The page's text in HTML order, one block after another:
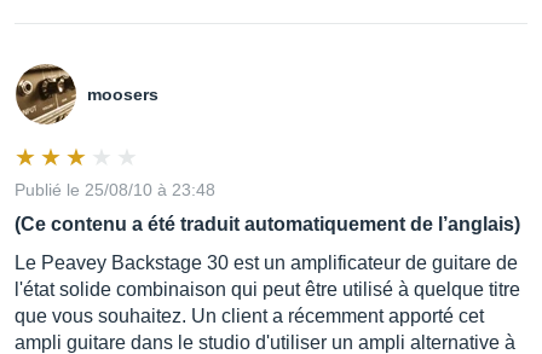
moosers
Publié le 25/08/10 à 23:48
(Ce contenu a été traduit automatiquement de l’anglais)
Le Peavey Backstage 30 est un amplificateur de guitare de
l'état solide combinaison qui peut être utilisé à quelque titre
que vous souhaitez. Un client a récemment apporté cet
ampli guitare dans le studio d'utiliser un ampli alternative à